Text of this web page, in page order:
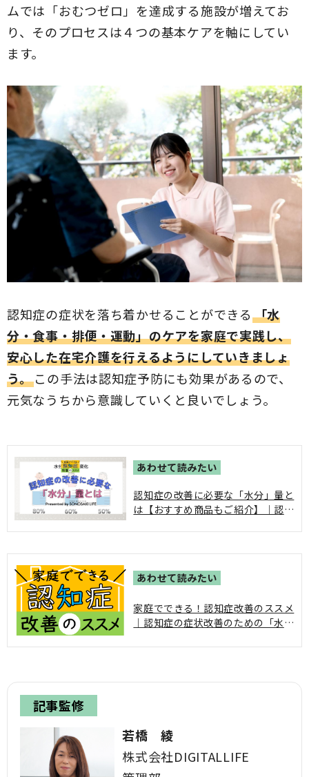
ムでは「おむつゼロ」を達成する施設が増えてお
り、そのプロセスは４つの基本ケアを軸にしてい
ます。
認知症の症状を落ち着かせることができる 「水
分・食事・排便・運動」のケアを家庭で実践し、
安心した在宅介護を行えるようにしていきましょ
う。 この手法は認知症予防にも効果があるので、
元気なうちから意識していくと良いでしょう。
認知症の改善に必要な「水分」量と
は【おすすめ商品もご紹介】｜認知
家庭でできる！認知症改善のススメ
｜認知症の症状改善のための「水
アをシリーズにして、介護をする方
す。
記事監修
若橋 綾
株式会社DIGITALLIFE